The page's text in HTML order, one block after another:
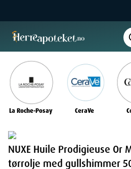
La Roche-Posay CeraVe
NUXE Huile Prodigieuse Or
tørrolje med gullshimmer